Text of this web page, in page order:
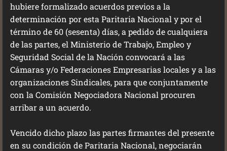
hubiere formalizado acuerdos previos a la
determinación por esta Paritaria Nacional y por el
término de 60 (sesenta) días, a pedido de cualquiera
de las partes, el Ministerio de Trabajo, Empleo y
Seguridad Social de la Nación convocará a las
Cámaras y/o Federaciones Empresarias locales y a las
organizaciones Sindicales, para que conjuntamente
con la Comisión Negociadora Nacional procuren
arribar a un acuerdo.
Vencido dicho plazo las partes firmantes del presente
en su condición de Paritaria Nacional, negociarán